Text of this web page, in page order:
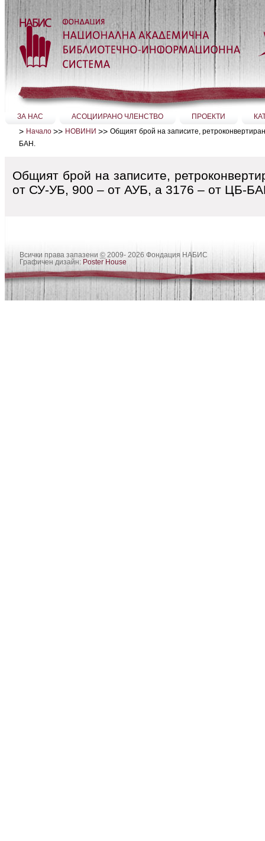
Прескачане
на
съдържание.
Прескачане
навигация
Секции
ЗА НАС АСОЦИИРАНО ЧЛЕНСТВО ПРОЕКТИ
> Начало >> НОВИНИ >> Общият брой на записите,
БАН.
Общият брой на записите,
от СУ-УБ, 900 – от АУБ, а 3176 – от ЦБ-
Всички права запазени © 2009- 2026 Фондация НАБИС
Графичен дизайн: Poster House